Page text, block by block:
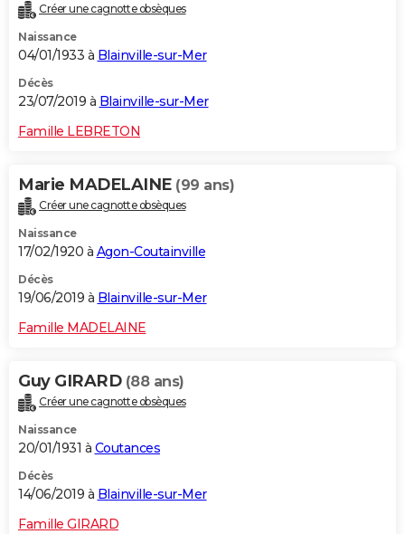
Créer une cagnotte obsèques
Naissance
04/01/1933 à Blainville-sur-Mer
Décès
23/07/2019 à Blainville-sur-Mer
Famille LEBRETON
Marie MADELAINE (99 ans)
Créer une cagnotte obsèques
Naissance
17/02/1920 à Agon-Coutainville
Décès
19/06/2019 à Blainville-sur-Mer
Famille MADELAINE
Guy GIRARD (88 ans)
Créer une cagnotte obsèques
Naissance
20/01/1931 à Coutances
Décès
14/06/2019 à Blainville-sur-Mer
Famille GIRARD